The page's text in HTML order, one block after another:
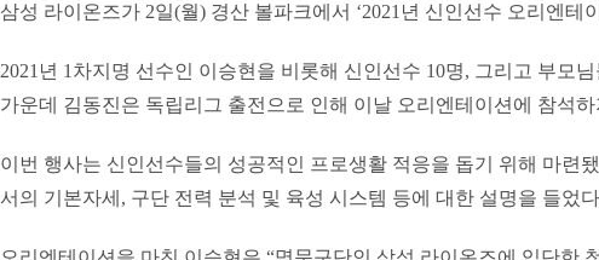
삼성 라이온즈가 2일(월) 경산 볼파크에서 ‘2021년 신인선수 오리엔테
2021년 1차지명 선수인 이승현을 비롯해 신인선수 10명, 그리고 부모
가운데 김동진은 독립리그 출전으로 인해 이날 오리엔테이션에 참석
이번 행사는 신인선수들의 성공적인 프로생활 적응을 돕기 위해 마련
서의 기본자세, 구단 전력 분석 및 육성 시스템 등에 대한 설명을 들었